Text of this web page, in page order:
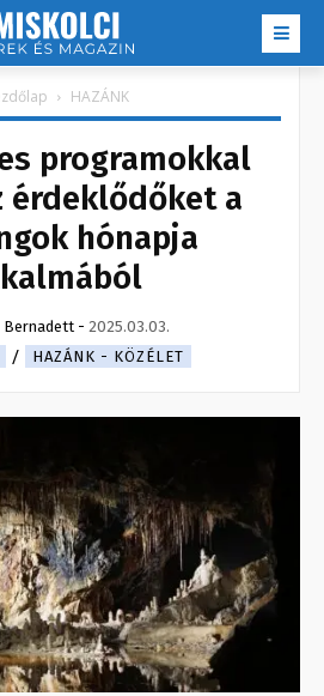
HAZÁNK
programokkal
érdeklődőket a
hónapja
Bernadett - 2025.03.03.
HAZÁNK - KÖZÉLET